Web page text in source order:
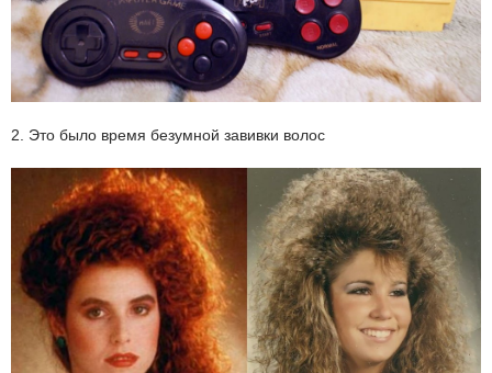
2. Это было время безумной завивки волос